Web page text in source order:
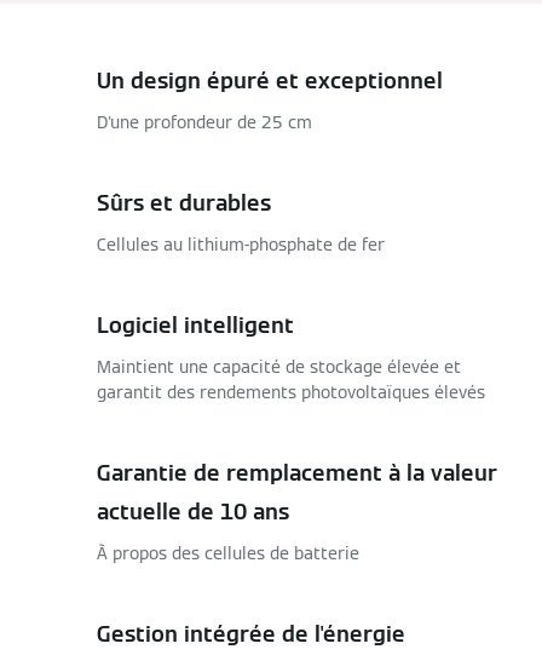
Un design épuré et exceptionnel
D'une profondeur de 25 cm
Sûrs et durables
Cellules au lithium-phosphate de fer
Logiciel intelligent
Maintient une capacité de stockage élevée et
garantit des rendements photovoltaïques élevés
Garantie de remplacement à la valeur
actuelle de 10 ans
À propos des cellules de batterie
Gestion intégrée de l'énergie